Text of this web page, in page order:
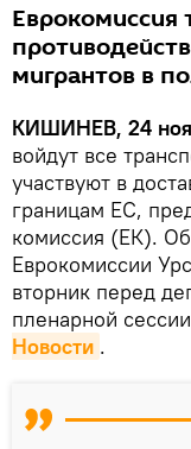
Еврокомиссия
мигрантов в
КИШИНЕВ, 24
войдут все
участвуют в
границам ЕС,
комиссия (ЕК).
Еврокомиссии
вторник перед
пленарной
Новости .